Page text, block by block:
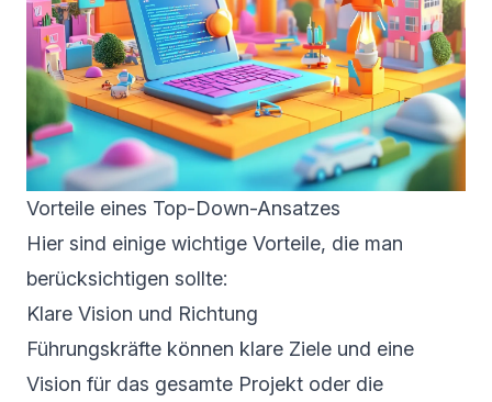
Vorteile eines Top-Down-Ansatzes
Hier sind einige wichtige Vorteile, die man
berücksichtigen sollte:
Klare Vision und Richtung
Führungskräfte können klare Ziele und eine
Vision für das gesamte Projekt oder die